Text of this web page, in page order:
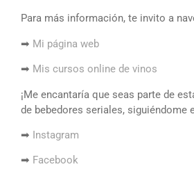
Para más información, te invito a
➡ Mi página web
➡ Mis cursos online de vinos
¡Me encantaría que seas parte de
de bebedores seriales, siguiéndome
➡ Instagram
➡ Facebook